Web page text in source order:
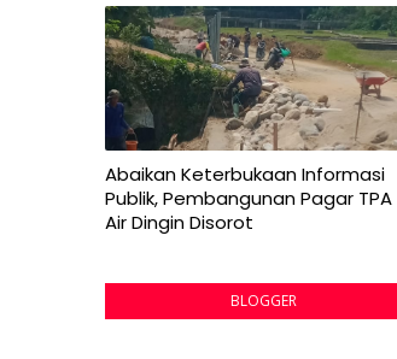
Abaikan Keterbukaan Informasi
Publik, Pembangunan Pagar TPA
Air Dingin Disorot
BLOGGER